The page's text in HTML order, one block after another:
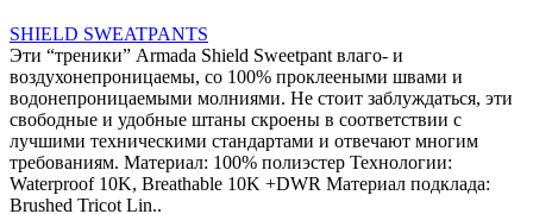
SHIELD SWEATPANTS
Эти “треники” Armada Shield Sweetpant влаго- и
воздухонепроницаемы, со 100% проклееными швами и
водонепроницаемыми молниями. Не стоит заблуждаться, эти
свободные и удобные штаны скроены в соответствии с
лучшими техническими стандартами и отвечают многим
требованиям. Материал: 100% полиэстер Технологии:
Waterproof 10K, Breathable 10K +DWR Материал подклада:
Brushed Tricot Lin..